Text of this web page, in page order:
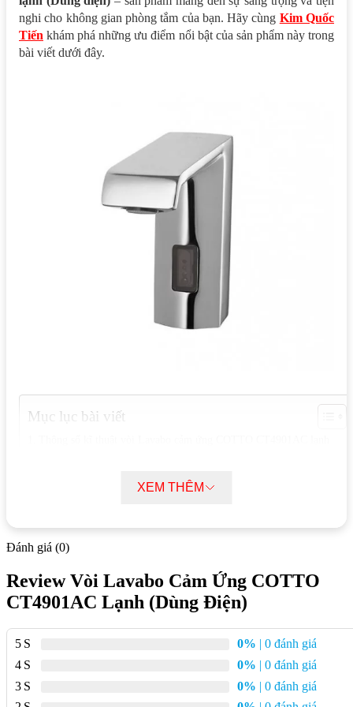
nghi cho không gian phòng tắm của bạn. Hãy cùng Kim Quốc
Tiến khám phá những ưu điểm nổi bật của sản phẩm này trong
bài viết dưới đây.
Mục lục bài viết
điện)
Thông số kĩ thuật vòi Lavabo cảm ứng
COTTO CT4901AC lạnh (Dùng điện)
Mã sản phẩm:CT4901AC
XEM THÊM
Đánh giá (0)
Review Vòi Lavabo Cảm Ứng COTTO
CT4901AC Lạnh (Dùng Điện)
5 0% | 0 đánh giá
4
0% | 0 đánh giá
3
0% | 0 đánh giá